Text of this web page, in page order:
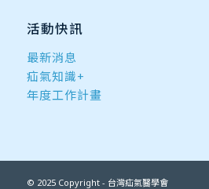
活動快訊
最新消息
疝氣知識+
年度工作計畫
© 2025 Copyright - 台灣疝氣醫學會